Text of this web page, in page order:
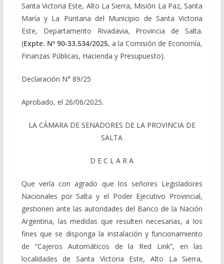
Santa Victoria Este, Alto La Sierra, Misión La Paz, Santa
María y La Puntana del Municipio de Santa Victoria
Este, Departamento Rivadavia, Provincia de Salta.
(Expte. Nº 90-33.534/2025, a la Comisión de Economía,
Finanzas Públicas, Hacienda y Presupuesto).
Declaración N° 89/25
Aprobado, el 26/06/2025.
LA CÁMARA DE SENADORES DE LA PROVINCIA DE
SALTA
D E C L A R A
Que vería con agrado que los señores Legisladores
Nacionales por Salta y el Poder Ejecutivo Provincial,
gestionen ante las autoridades del Banco de la Nación
Argentina, las medidas que resulten necesarias, a los
fines que se disponga la instalación y funcionamiento
de “Cajeros Automáticos de la Red Link”, en las
localidades de Santa Victoria Este, Alto La Sierra,